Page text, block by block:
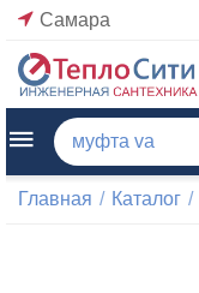
Самара
Главная / Каталог /